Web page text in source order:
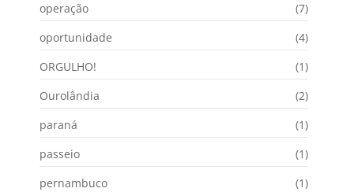
operação
(7)
oportunidade
(4)
ORGULHO!
(1)
Ourolândia
(2)
paraná
(1)
passeio
(1)
pernambuco
(1)